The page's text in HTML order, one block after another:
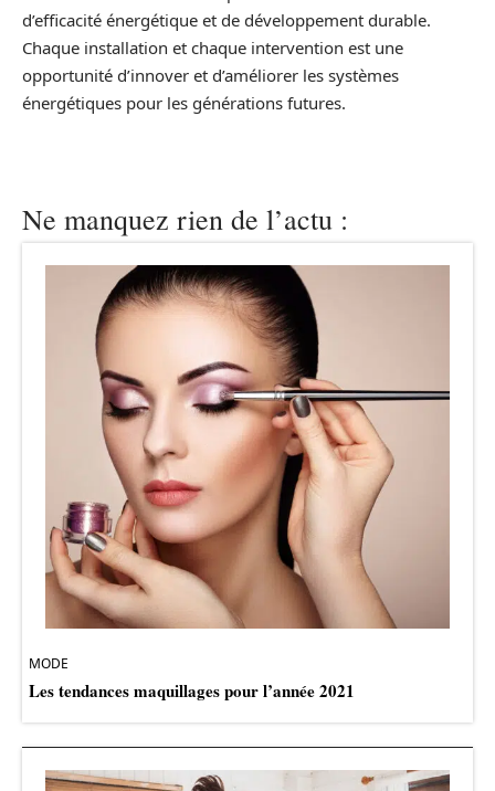
d’efficacité énergétique et de développement durable.
Chaque installation et chaque intervention est une
opportunité d’innover et d’améliorer les systèmes
énergétiques pour les générations futures.
Ne manquez rien de l’actu :
MODE
Les tendances maquillages pour l’année 2021